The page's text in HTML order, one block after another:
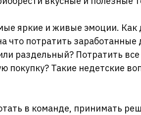
яркие и живые эмоции. Как
что потратить заработанные
раздельный? Потратить все
покупку? Такие недетские
в команде, принимать